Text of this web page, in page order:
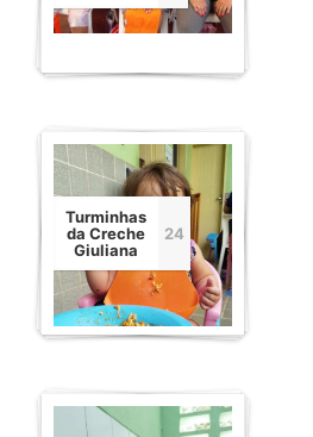
Turminhas
da Creche
Giuliana
24